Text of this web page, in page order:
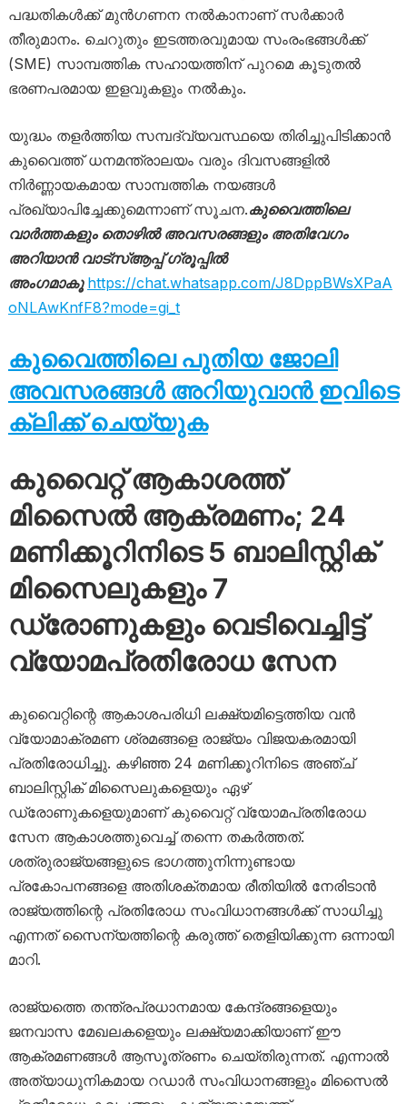
പദ്ധതികൾക്ക് മുൻഗണന നൽകാനാണ് സർക്കാർ
തീരുമാനം. ചെറുതും ഇടത്തരവുമായ സംരംഭങ്ങൾക്ക്
(SME) സാമ്പത്തിക സഹായത്തിന് പുറമെ കൂടുതൽ
ഭരണപരമായ ഇളവുകളും നൽകും.
യുദ്ധം തളർത്തിയ സമ്പദ്‌വ്യവസ്ഥയെ തിരിച്ചുപിടിക്കാൻ
കുവൈത്ത് ധനമന്ത്രാലയം വരും ദിവസങ്ങളിൽ
നിർണ്ണായകമായ സാമ്പത്തിക നയങ്ങൾ
പ്രഖ്യാപിച്ചേക്കുമെന്നാണ് സൂചന.കുവൈത്തിലെ
വാർത്തകളും തൊഴിൽ അവസരങ്ങളും അതിവേഗം
അറിയാൻ വാട്സ്ആപ്പ് ഗ്രൂപ്പിൽ
അംഗമാകൂ https://chat.whatsapp.com/J8DppBWsXPaA
oNLAwKnfF8?mode=gi_t
കുവൈത്തിലെ പുതിയ ജോലി
അവസരങ്ങൾ അറിയുവാൻ ഇവിടെ
ക്ലിക്ക് ചെയ്യുക
കുവൈറ്റ് ആകാശത്ത്
മിസൈൽ ആക്രമണം; 24
മണിക്കൂറിനിടെ 5 ബാലിസ്റ്റിക്
മിസൈലുകളും 7
ഡ്രോണുകളും വെടിവെച്ചിട്ട്
വ്യോമപ്രതിരോധ സേന
കുവൈറ്റിന്റെ ആകാശപരിധി ലക്ഷ്യമിട്ടെത്തിയ വൻ
വ്യോമാക്രമണ ശ്രമങ്ങളെ രാജ്യം വിജയകരമായി
പ്രതിരോധിച്ചു. കഴിഞ്ഞ 24 മണിക്കൂറിനിടെ അഞ്ച്
ബാലിസ്റ്റിക് മിസൈലുകളെയും ഏഴ്
ഡ്രോണുകളെയുമാണ് കുവൈറ്റ് വ്യോമപ്രതിരോധ
സേന ആകാശത്തുവെച്ച് തന്നെ തകർത്തത്.
ശത്രുരാജ്യങ്ങളുടെ ഭാഗത്തുനിന്നുണ്ടായ
പ്രകോപനങ്ങളെ അതിശക്തമായ രീതിയിൽ നേരിടാൻ
രാജ്യത്തിന്റെ പ്രതിരോധ സംവിധാനങ്ങൾക്ക് സാധിച്ചു
എന്നത് സൈന്യത്തിന്റെ കരുത്ത് തെളിയിക്കുന്ന ഒന്നായി
മാറി.
രാജ്യത്തെ തന്ത്രപ്രധാനമായ കേന്ദ്രങ്ങളെയും
ജനവാസ മേഖലകളെയും ലക്ഷ്യമാക്കിയാണ് ഈ
ആക്രമണങ്ങൾ ആസൂത്രണം ചെയ്തിരുന്നത്. എന്നാൽ
അത്യാധുനികമായ റഡാർ സംവിധാനങ്ങളും മിസൈൽ